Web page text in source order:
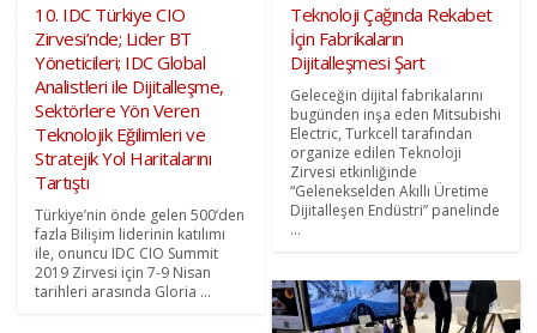
10. IDC Türkiye CIO
Zirvesi’nde; Lider BT
Yöneticileri; IDC Global
Analistleri ile Dijitalleşme,
Sektörlere Yön Veren
Teknolojik Eğilimleri ve
Stratejik Yol Haritalarını
Tartıştı
Türkiye’nin önde gelen 500‘den
fazla Bilişim liderinin katılımı
ile, onuncu IDC CIO Summit
2019 Zirvesi için 7-9 Nisan
tarihleri arasında Gloria ...
Teknoloji Çağında Rekabet
İçin Fabrikaların
Dijitalleşmesi Şart
Geleceğin dijital fabrikalarını
bugünden inşa eden Mitsubishi
Electric, Turkcell tarafından
organize edilen Teknoloji
Zirvesi etkinliğinde
“Gelenekselden Akıllı Üretime
Dijitalleşen Endüstri” panelinde
...